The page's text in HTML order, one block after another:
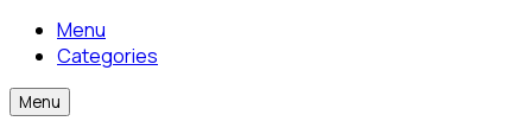
Menu
Categories
Menu